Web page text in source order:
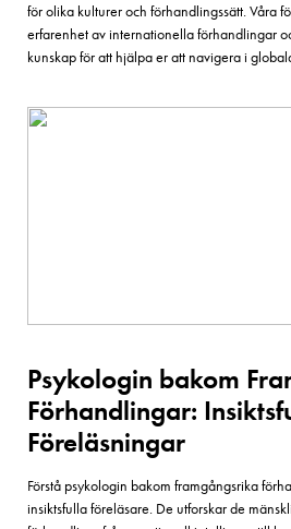
för olika kulturer och förhandlingssätt. Våra
erfarenhet av internationella förhandlingar
kunskap för att hjälpa er att navigera i
Psykologin bakom
Förhandlingar:
Föreläsningar
Förstå psykologin bakom framgångsrika
insiktsfulla föreläsare. De utforskar de